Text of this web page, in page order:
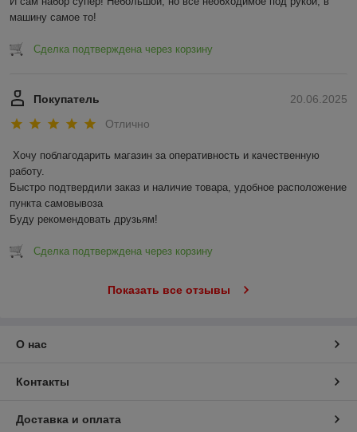
машину самое то!
Сделка подтверждена через корзину
20.06.2025
Покупатель
Отлично
Хочу поблагодарить магазин за оперативность и качественную
работу.
Быстро подтвердили заказ и наличие товара, удобное расположение
пункта самовывоза
Буду рекомендовать друзьям!
Сделка подтверждена через корзину
Показать все отзывы
О нас
Контакты
Доставка и оплата